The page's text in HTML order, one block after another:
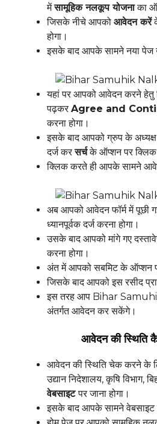
मेंसामूहिक नलकूप योजनाका
जिसके नीचे आपको आवेदन करें
होगा।
इसके बाद आपके सामने नया पेज
यहां पर आपको आवेदन करने हेतु
पढ़कर Agree and
करना होगा।
इसके बाद आपको ग्रुप के
दर्ज करसर्चके ऑप्शन पर क्लिक
क्लिक करते ही आपके सामने
अब आपको आवेदन फॉर्म में पूछी
ध्यानपूर्वक दर्ज करना होगा।
उसके बाद आपको मांगे गए
करना होगा।
अंत में आपको सबमिट के ऑप्शन
जिसके बाद आपको इस रसीद
इस तरह आप Bihar
अंतर्गत आवेदन कर सकेंगे।
आवेदन की स्थिति
आवेदन की स्थिति चेक करने के
उद्यान निदेशालय, कृषि विभाग,
वेबसाइटपर जाना होगा।
इसके बाद आपके सामने वेबसाइट